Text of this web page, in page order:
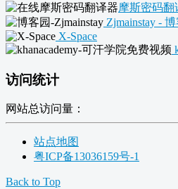
摩斯密码
Zjmainstay -
X-Space
访问统计
网站总访问量：
站点地图
粤ICP备13036159号-1
Back to Top